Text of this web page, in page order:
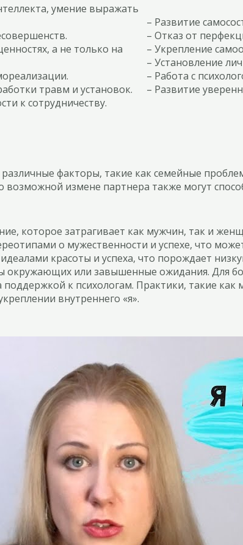
умение выражать
а не только на
травм и установок.
к сотрудничеству.
– Развитие
– Отказ от
– Укрепление
– Установление
– Работа с
– Развитие
факторы, такие как семейные
измене партнера также могут
которое затрагивает как мужчин, так и
о мужественности и успехе, что
красоты и успеха, что порождает
окружающих или завышенные ожидания. Для
к психологам. Практики, такие
внутреннего «я».